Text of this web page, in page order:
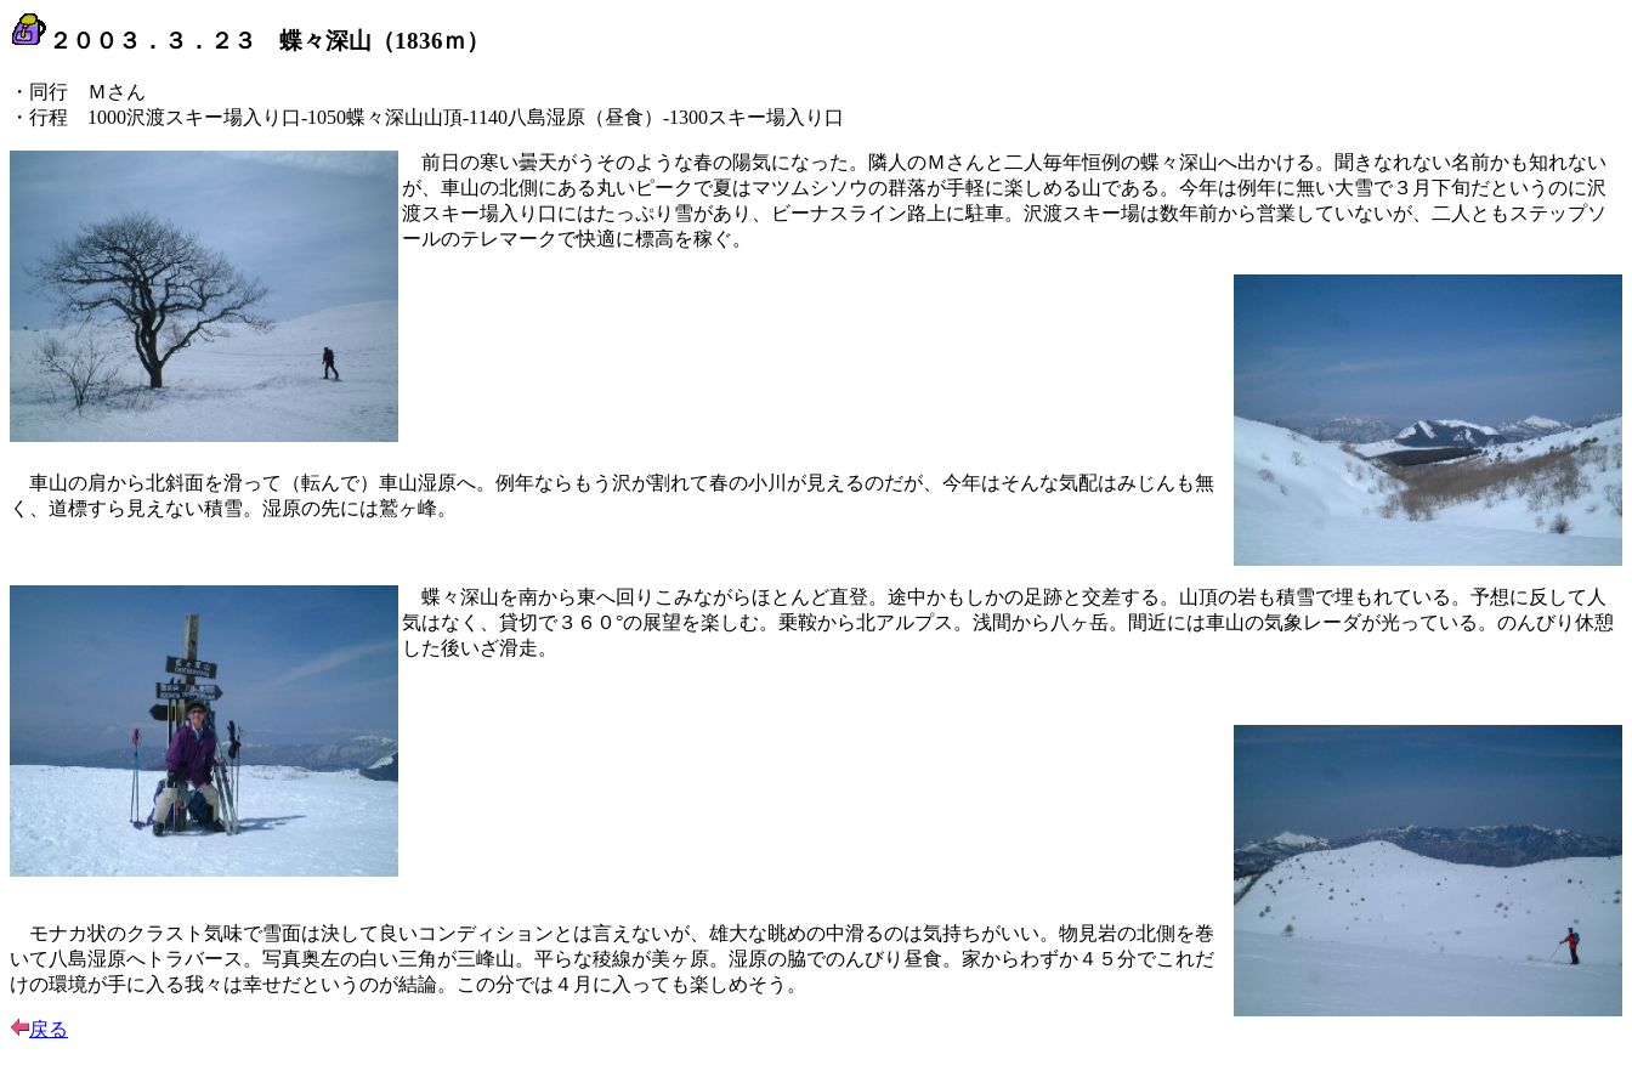
２００３．３．２３ 蝶々深山（1836ｍ）
・同行 Ｍさん
・行程 1000沢渡スキー場入り口-1050蝶々深山山頂-1140八島湿原（昼食）-1300スキー場入り口
前日の寒い曇天がうそのような春の陽気になった。隣人のＭさんと二人毎年恒例の蝶々深山へ出かける。聞きなれない名前かも知れない
が、車山の北側にある丸いピークで夏はマツムシソウの群落が手軽に楽しめる山である。今年は例年に無い大雪で３月下旬だというのに沢
渡スキー場入り口にはたっぷり雪があり、ビーナスライン路上に駐車。沢渡スキー場は数年前から営業していないが、二人ともステップソ
ールのテレマークで快適に標高を稼ぐ。
車山の肩から北斜面を滑って（転んで）車山湿原へ。例年ならもう沢が割れて春の小川が見えるのだが、今年はそんな気配はみじんも無
く、道標すら見えない積雪。湿原の先には鷲ヶ峰。
蝶々深山を南から東へ回りこみながらほとんど直登。途中かもしかの足跡と交差する。山頂の岩も積雪で埋もれている。予想に反して人
気はなく、貸切で３６０°の展望を楽しむ。乗鞍から北アルプス。浅間から八ヶ岳。間近には車山の気象レーダが光っている。のんびり休憩
した後いざ滑走。
モナカ状のクラスト気味で雪面は決して良いコンディションとは言えないが、雄大な眺めの中滑るのは気持ちがいい。物見岩の北側を巻
いて八島湿原へトラバース。写真奥左の白い三角が三峰山。平らな稜線が美ヶ原。湿原の脇でのんびり昼食。家からわずか４５分でこれだ
けの環境が手に入る我々は幸せだというのが結論。この分では４月に入っても楽しめそう。
戻る